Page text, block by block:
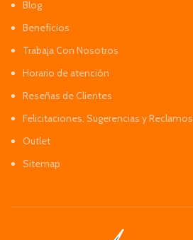
Blog
Beneficios
Trabaja Con Nosotros
Horario de atención
Reseñas de Clientes
Felicitaciones, Sugerencias y Reclamos
Outlet
Sitemap